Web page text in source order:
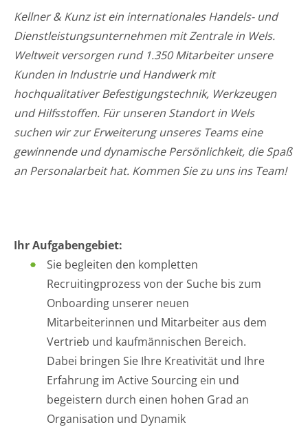
Kellner & Kunz ist ein internationales Handels- und
Dienstleistungsunternehmen mit Zentrale in Wels.
Weltweit versorgen rund 1.350 Mitarbeiter unsere
Kunden in Industrie und Handwerk mit
hochqualitativer Befestigungstechnik, Werkzeugen
und Hilfsstoffen. Für unseren Standort in Wels
suchen wir zur Erweiterung unseres Teams eine
gewinnende und dynamische Persönlichkeit, die Spaß
an Personalarbeit hat. Kommen Sie zu uns ins Team!
Ihr Aufgabengebiet:
Sie begleiten den kompletten
Recruitingprozess von der Suche bis zum
Onboarding unserer neuen
Mitarbeiterinnen und Mitarbeiter aus dem
Vertrieb und kaufmännischen Bereich.
Dabei bringen Sie Ihre Kreativität und Ihre
Erfahrung im Active Sourcing ein und
begeistern durch einen hohen Grad an
Organisation und Dynamik